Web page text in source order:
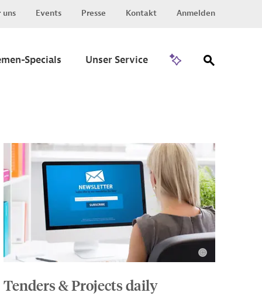
uns Events Presse Kontakt Anmelden
Specials Unser Service
Tenders & Projects daily